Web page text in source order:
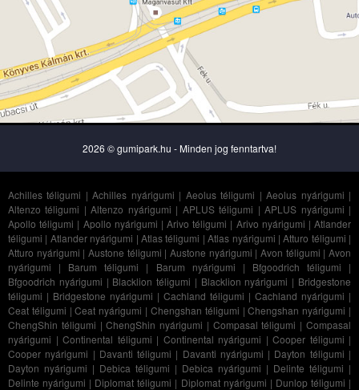
2026 © gumipark.hu - Minden jog fenntartva!
Achilles téligumi |Achilles nyárigumi | Aeolus téligumi |Aeolus nyárigumi |
Altenzo téligumi |Altenzo nyárigumi | APLUS téligumi |APLUS nyárigumi |
Apollo téligumi | Apollo nyárigumi |Arivo téligumi | Arivo nyárigumi |Atlander
téligumi | Atlander nyárigumi | Atlas téligumi |Atlas nyárigumi |Atturo téligumi |
Atturo nyárigumi |Austone téligumi |Austone nyárigumi |Avon téligumi |Avon
nyárigumi | Barum téligumi | Barum nyárigumi | Bfgoodrich téligumi |
Bfgoodrich nyárigumi | Blacklion téligumi | Blacklion nyárigumi | Bridgestone
téligumi | Bridgestone nyárigumi | Cachland téligumi | Cachland nyárigumi |
Ceat téligumi |Ceat nyárigumi | Chengshan téligumi |Chengshan nyárigumi |
ChengShin téligumi |ChengShin nyárigumi | Compasal téligumi |Compasal
nyárigumi | Continental téligumi | Continental nyárigumi | Cooper téligumi |
Cooper nyárigumi | Davanti téligumi | Davanti nyárigumi | Dayton téligumi |
Dayton nyárigumi | Debica téligumi | Debica nyárigumi | Delinte téligumi |
Delinte nyárigumi | Diplomat téligumi | Diplomat nyárigumi | Dunlop téligumi |